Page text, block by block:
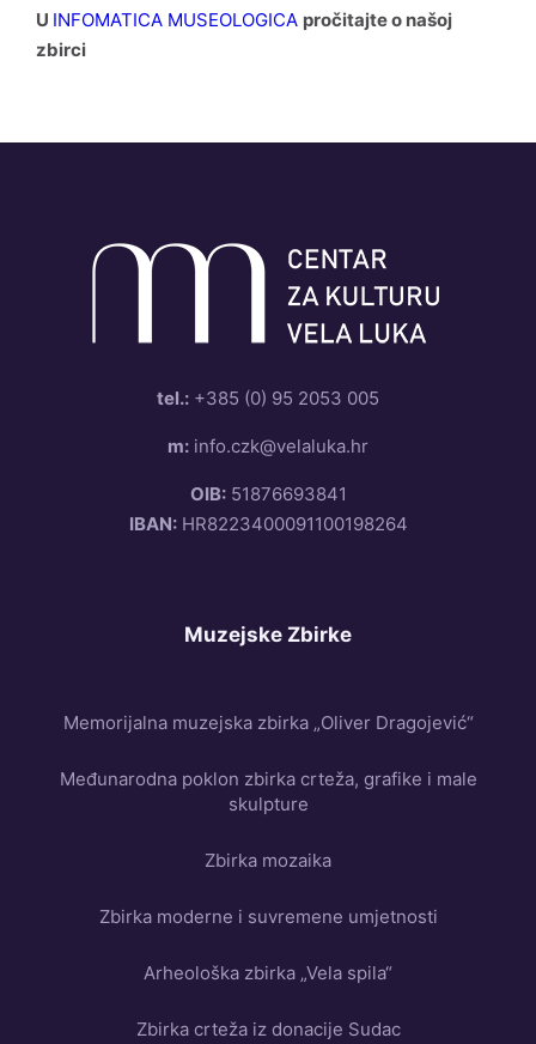
U INFOMATICA MUSEOLOGICA pročitajte o našoj
zbirci
tel.: +385 (0) 95 2053 005
m: info.czk@velaluka.hr
OIB:51876693841
IBAN:HR8223400091100198264
Muzejske Zbirke
Memorijalna muzejska zbirka „Oliver Dragojević“
Međunarodna poklon zbirka crteža, grafike i male
skulpture
Zbirka mozaika
Zbirka moderne i suvremene umjetnosti
Arheološka zbirka „Vela spila“
Zbirka crteža iz donacije Sudac